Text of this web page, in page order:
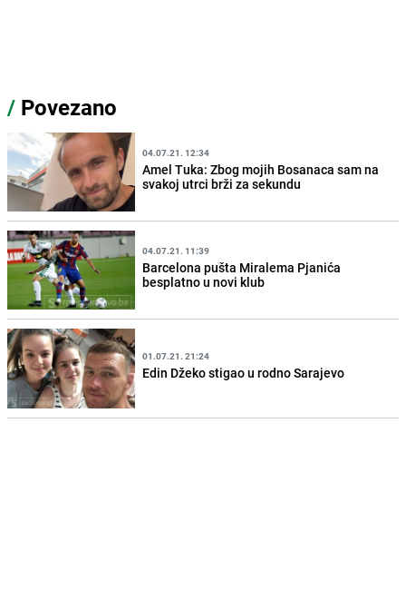
/ Povezano
04.07.21. 12:34
Amel Tuka: Zbog mojih Bosanaca sam na
svakoj utrci brži za sekundu
04.07.21. 11:39
Barcelona pušta Miralema Pjanića
besplatno u novi klub
01.07.21. 21:24
Edin Džeko stigao u rodno Sarajevo